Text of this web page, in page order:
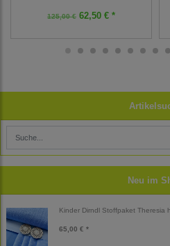
Neu im
Kinder Dirndl Stoffpaket Theresia
65,00 € *
125,00 € 62,50 € *